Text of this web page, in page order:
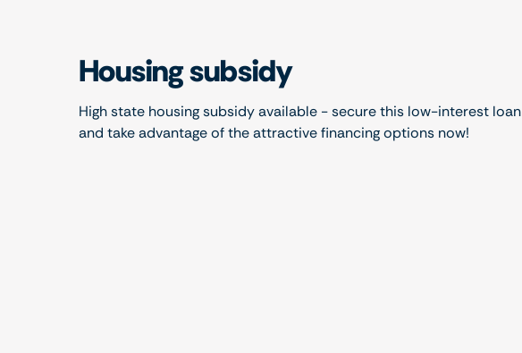
Housing subsidy
High state housing subsidy available - secure this low-interest loan
and take advantage of the attractive financing options now!